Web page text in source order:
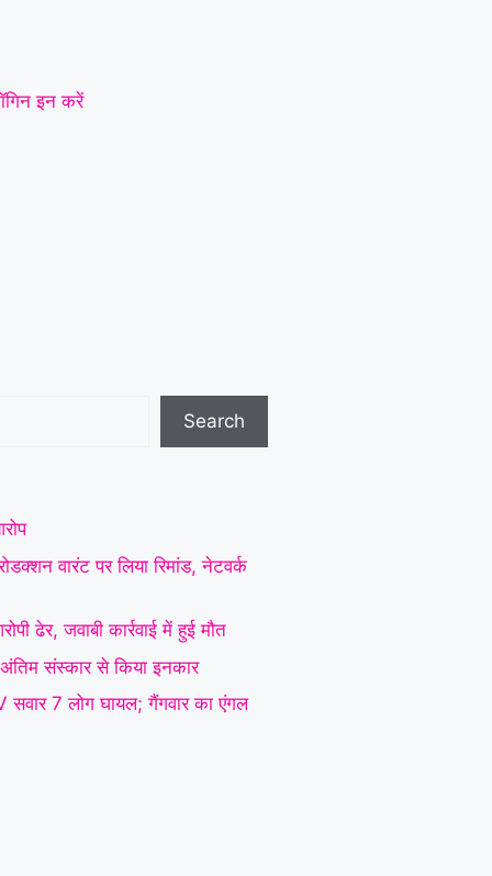
इन करें
Search
वारंट पर लिया रिमांड, नेटवर्क
ढेर, जवाबी कार्रवाई में हुई मौत
अंतिम संस्कार से किया इनकार
सवार 7 लोग घायल; गैंगवार का एंगल